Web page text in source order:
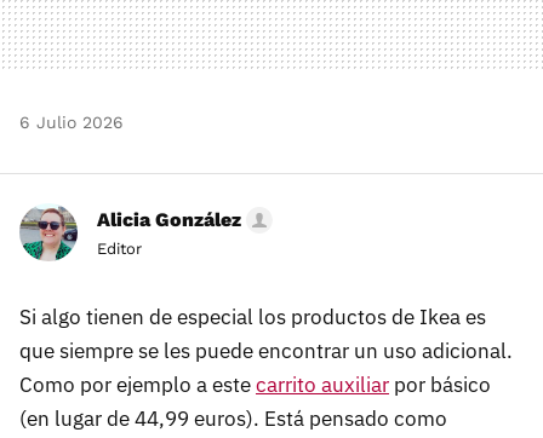
6 Julio 2026
Alicia González
Editor
Si algo tienen de especial los productos de Ikea es
que siempre se les puede encontrar un uso adicional.
Como por ejemplo a estecarrito auxiliar por básico
(en lugar de 44,99 euros). Está pensado como